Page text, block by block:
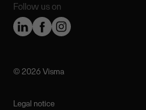
Follow us on
©️ 2026 Visma
Legal notice